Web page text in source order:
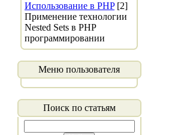
Использование в PHP [2]
Применение технологии
Nested Sets в PHP
программировании
Меню пользователя
Поиск по статьям